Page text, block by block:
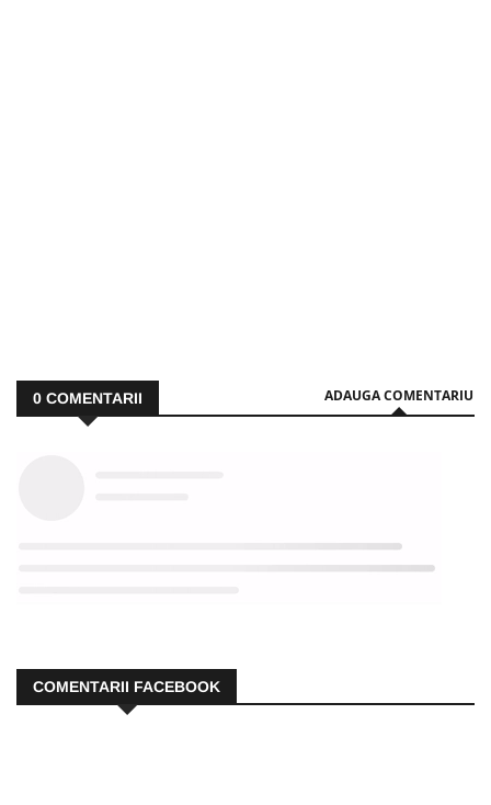
0 COMENTARII ADAUGA COMENTARIU
COMENTARII FACEBOOK